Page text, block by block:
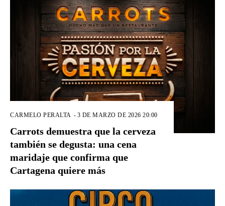
CARMELO PERALTA - 3 DE MARZO DE 2026 20:00
Carrots demuestra que la cerveza
también se degusta: una cena
maridaje que confirma que
Cartagena quiere más